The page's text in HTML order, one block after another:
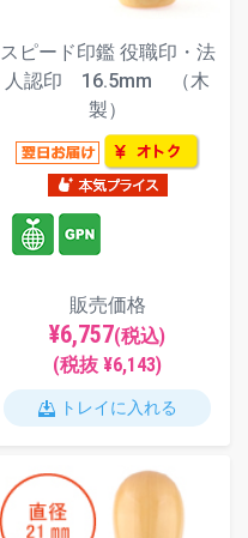
スピード印鑑 役職印・法
人認印 16.5mm （木
製）
販売価格
¥6,757(税込)
(税抜 ¥6,143)
トレイに入れる